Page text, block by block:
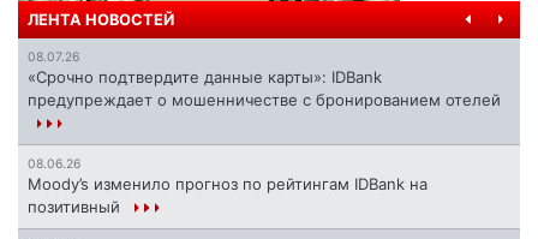
ЛЕНТА НОВОСТЕЙ
08.07.26
«Срочно подтвердите данные карты»: IDBank
предупреждает о мошенничестве с бронированием отелей
08.06.26
Moody’s изменило прогноз по рейтингам IDBank на
позитивный